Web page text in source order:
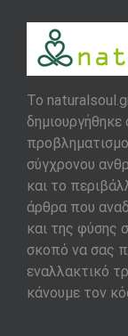
To
σύγχρονου
και το
άρθρα που
και της φύσης
σκοπό να σας
εναλλακτικό
κάνουμε τον